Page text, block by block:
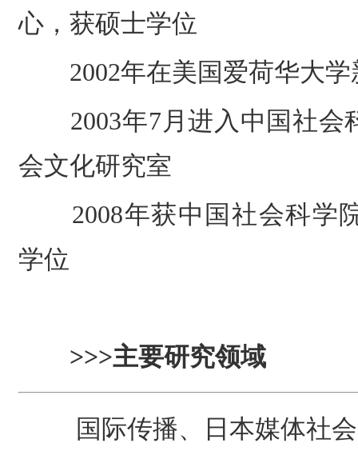
心，获硕士学位
2002年在美国爱荷华大
2003年7 月进入中国社会
会文化研究室
2008年获中国社会科学
学位
>>>主要研究领域
国际传播、日本媒体社